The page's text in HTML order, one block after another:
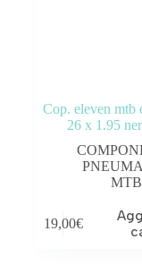
Cop. eleven mtb
26 x 1.95
MTB
19,00€